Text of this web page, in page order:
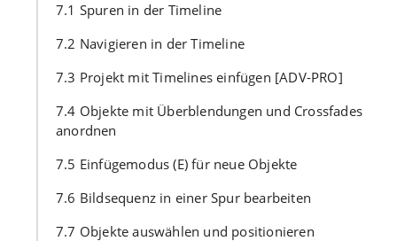
7.1 Spuren in der Timeline
7.2 Navigieren in der Timeline
7.3 Projekt mit Timelines einfügen [ADV-PRO]
7.4 Objekte mit Überblendungen und Crossfades
anordnen
7.5 Einfügemodus (E) für neue Objekte
7.6 Bildsequenz in einer Spur bearbeiten
7.7 Objekte auswählen und positionieren